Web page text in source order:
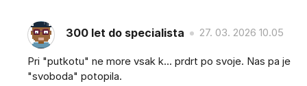
300 let do specialista 27. 03. 2026 10.05
Pri "putkotu" ne more vsak k... prdrt po svoje. Nas pa je
"svoboda" potopila.